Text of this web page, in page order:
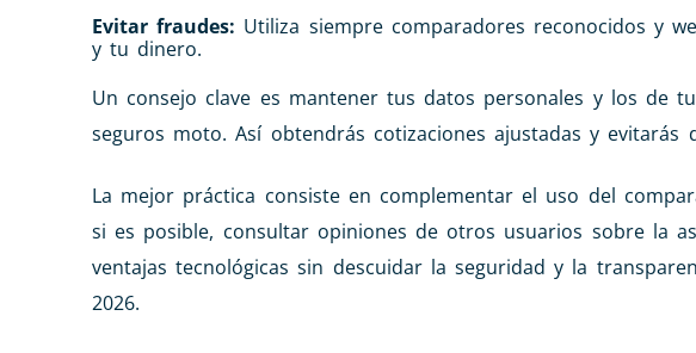
Evitar fraudes: Utiliza siempre comparadores reconocidos y
y tu dinero.
Un consejo clave es mantener tus datos personales y los de
seguros moto. Así obtendrás cotizaciones ajustadas y evitarás
La mejor práctica consiste en complementar el uso del
si es posible, consultar opiniones de otros usuarios sobre la
ventajas tecnológicas sin descuidar la seguridad y la
2026.